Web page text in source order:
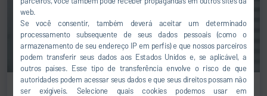
web.
Se você consentir, também deverá aceitar um determinado
processamento subsequente de seus dados pessoais (como o
armazenamento de seu endereço IP em perfis) e que nossos parceiros
podem transferir seus dados aos Estados Unidos e, se aplicável, a
outros países. Esse tipo de transferência envolve o risco de que
autoridades podem acessar seus dados e que seus direitos possam não
ser exigíveis. Selecione quais cookies podemos usar em
Conceitos para a pintura de plásticos